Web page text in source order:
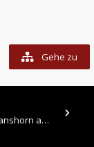
Gehe zu
Hallo , Im Juni veranstaltete die Autobau in Romanshorn auf ihrem Gelände ein kleines Youngtimertreffen : https://up.